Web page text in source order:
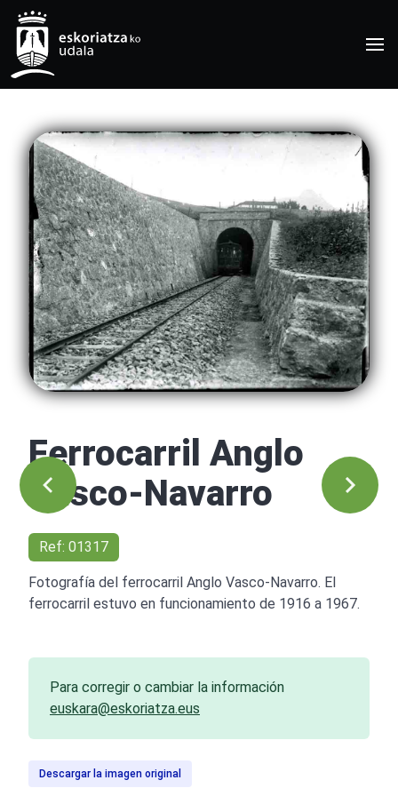
Ferrocarril Anglo
Vasco-Navarro
Ref: 01317
Fotografía del ferrocarril Anglo Vasco-Navarro. El
ferrocarril estuvo en funcionamiento de 1916 a 1967.
Para corregir o cambiar la información
euskara@eskoriatza.eus
Descargar la imagen original